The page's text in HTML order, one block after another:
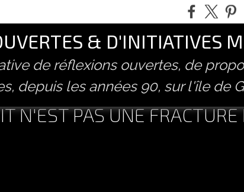
& D'INITIATIVES
de réflexions ouvertes, de
depuis les années 90, sur l'île de
N'EST PAS UNE FRACTURE